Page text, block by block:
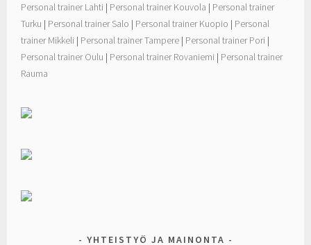
Personal trainer Lahti | Personal trainer Kouvola | Personal trainer
Turku | Personal trainer Salo | Personal trainer Kuopio | Personal
trainer Mikkeli | Personal trainer Tampere | Personal trainer Pori |
Personal trainer Oulu | Personal trainer Rovaniemi | Personal trainer
Rauma
YHTEISTYÖ JA MAINONTA